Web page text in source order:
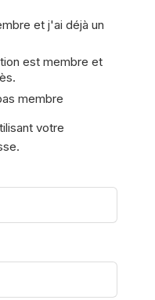
et j'ai déjà un
est membre et
membre
votre